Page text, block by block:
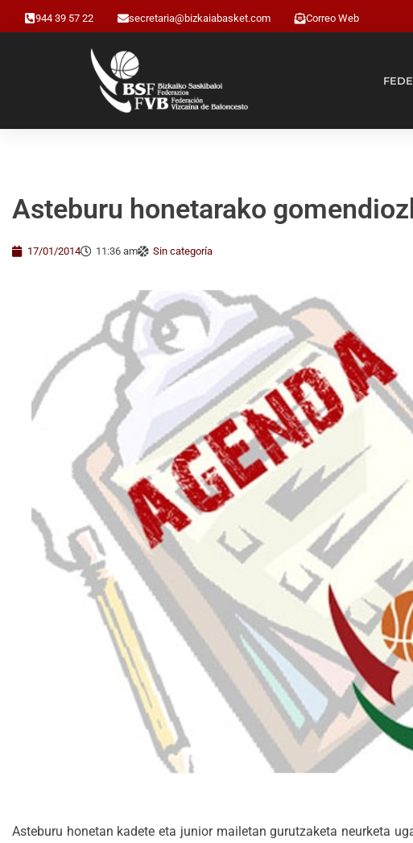
944 39 57 22 secretaria@bizkaiabasket.com Correo Web
Asteburu honetarako
17/01/2014 11:36 am Sin categoría
Asteburu honetan kadete eta junior mailetan gurutzaketa neurketa